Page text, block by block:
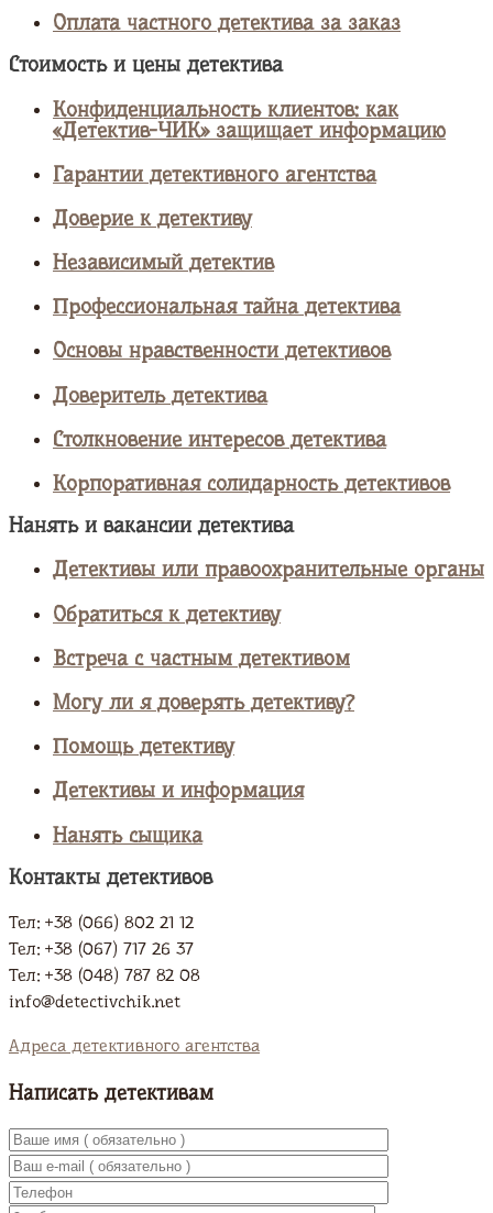
Оплата частного детектива за заказ
Стоимость и цены детектива
Конфиденциальность клиентов: как
«Детектив-ЧИК» защищает информацию
Гарантии детективного агентства
Доверие к детективу
Независимый детектив
Профессиональная тайна детектива
Основы нравственности детективов
Доверитель детектива
Столкновение интересов детектива
Корпоративная солидарность детективов
Нанять и вакансии детектива
Детективы или правоохранительные органы
Обратиться к детективу
Встреча с частным детективом
Могу ли я доверять детективу?
Помощь детективу
Детективы и информация
Нанять сыщика
Контакты детективов
Тел: +38 (066) 802 21 12
Тел: +38 (067) 717 26 37
Тел: +38 (048) 787 82 08
info@detectivchik.net
Адреса детективного агентства
Написать детективам